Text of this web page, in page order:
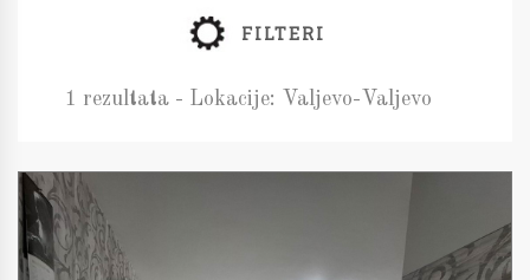
FILTERI
1 rezultata - Lokacije: Valjevo-Valjevo